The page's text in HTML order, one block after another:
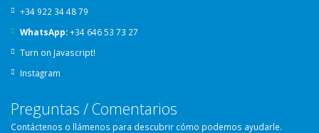
+34 922 34 48 79
WhatsApp:+34 646 53 73 27
Turn on Javascript!
Instagram
Preguntas / Comentarios
Contáctenos o llámenos para descubrir cómo podemos ayudarle.